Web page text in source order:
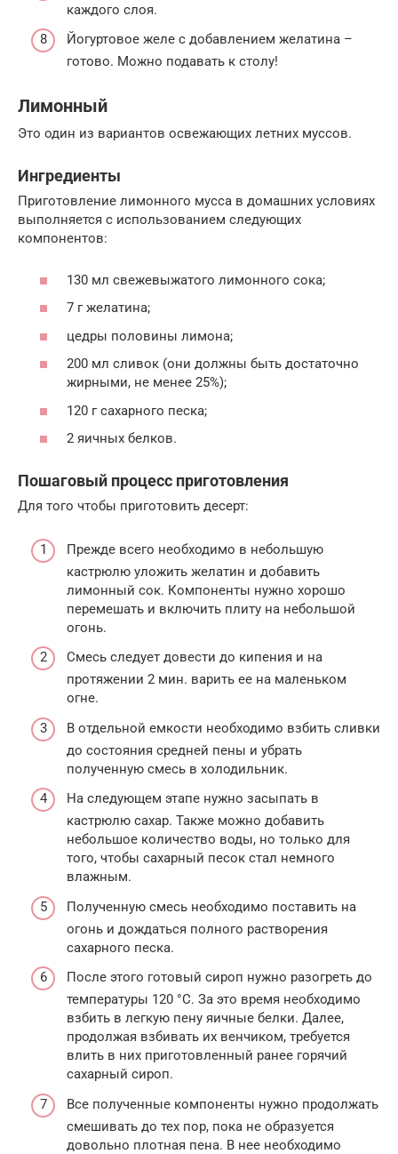
каждого слоя.
Йогуртовое желе с добавлением желатина –
готово. Можно подавать к столу!
Лимонный
Это один из вариантов освежающих летних муссов.
Ингредиенты
Приготовление лимонного мусса в домашних условиях
выполняется с использованием следующих
компонентов:
130 мл свежевыжатого лимонного сока;
7 г желатина;
цедры половины лимона;
200 мл сливок (они должны быть достаточно
жирными, не менее 25%);
120 г сахарного песка;
2 яичных белков.
Пошаговый процесс приготовления
Для того чтобы приготовить десерт:
Прежде всего необходимо в небольшую
кастрюлю уложить желатин и добавить
лимонный сок. Компоненты нужно хорошо
перемешать и включить плиту на небольшой
огонь.
Смесь следует довести до кипения и на
протяжении 2 мин. варить ее на маленьком
огне.
В отдельной емкости необходимо взбить сливки
до состояния средней пены и убрать
полученную смесь в холодильник.
На следующем этапе нужно засыпать в
кастрюлю сахар. Также можно добавить
небольшое количество воды, но только для
того, чтобы сахарный песок стал немного
влажным.
Полученную смесь необходимо поставить на
огонь и дождаться полного растворения
сахарного песка.
После этого готовый сироп нужно разогреть до
температуры 120 °С. За это время необходимо
взбить в легкую пену яичные белки. Далее,
продолжая взбивать их венчиком, требуется
влить в них приготовленный ранее горячий
сахарный сироп.
Все полученные компоненты нужно продолжать
смешивать до тех пор, пока не образуется
довольно плотная пена. В нее необходимо